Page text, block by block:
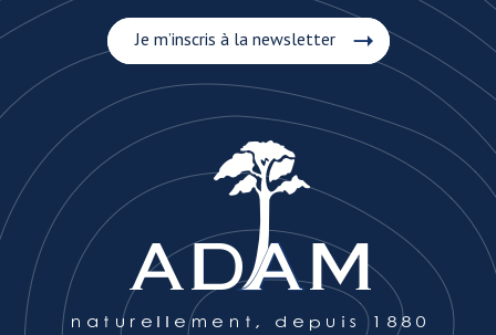
Je m’inscris à la newsletter